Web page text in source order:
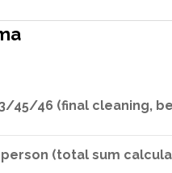
45/46 (final cleaning,
(total sum